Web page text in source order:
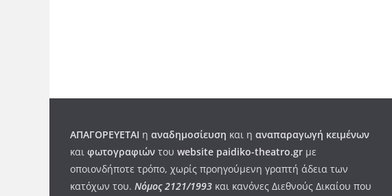
ΑΠΑΓΟΡΕΥΕΤΑΙ η αναδημοσίευση και η αναπαραγωγή κειμένων
και φωτογραφιών του website paidiko-theatro.gr με
οποιονδήποτε τρόπο, χωρίς προηγούμενη γραπτή άδεια των
κατόχων του. Νόμος 2121/1993 και κανόνες Διεθνούς Δικαίου που